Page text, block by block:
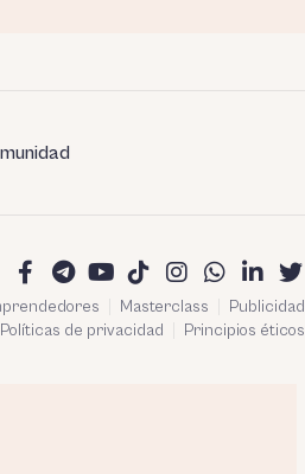
Masterclass
Publicidad
Políticas de privacidad Principios éticos